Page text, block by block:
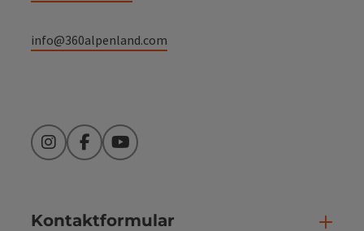
info@360alpenland.com
InstagramFacebookYouTube
Kontaktformular